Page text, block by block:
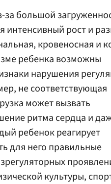
большой
интенсивный рост и
кровеносная и
ребенка возможны
нарушения
не соответствующая
может вызвать
ритма сердца и
ребенок реагирует
для него правильные
культуры,